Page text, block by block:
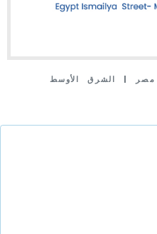
مصر | الشرق الأوسط